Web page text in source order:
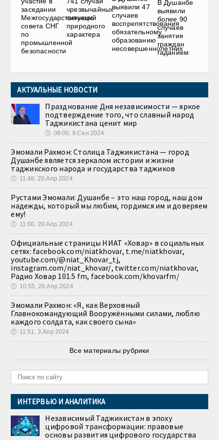
заседании
Межгосударственного
совета СНГ
по
промышленной
безопасности
чрезвычайных
ситуаций
природного
характера
выявили 47
случаев
воспрепятствования
обязательному
образованию
несовершеннолетних
В Душанбе
выявили
более 90
случаев
занятия
граждан
гаданием
АКТУАЛЬНЫЕ НОВОСТИ
Празднование Дня независимости — яркое
подтверждение того, что славный народ
Таджикистана ценит мир
🕔 09:00, 9.Сен 2024
Эмомали Рахмон: Столица Таджикистана — город
Душанбе является зеркалом истории и жизни
таджикского народа и государства таджиков
🕔 11:48, 20.Апр 2024
Рустами Эмомали: Душанбе – это наш город, наш дом
надежды, который мы любим, гордимся им и доверяем
ему!
🕔 11:00, 20.Апр 2024
Официальные страницы НИАТ «Ховар» в социальных
сетях: facebook.com/niatkhovar, t.me/niatkhovar,
youtube.com/@niat_Khovar_tj,
instagram.com/niat_khovar/, twitter.com/niatkhovar,
Радио Ховар 101.5 fm, facebook.com/khovarfm/
🕔 10:55, 20.Апр 2024
Эмомали Рахмон: «Я, как Верховный
Главнокомандующий Вооружёнными силами, люблю
каждого солдата, как своего сына»
🕔 11:51, 3.Апр 2024
Все материалы рубрики
ИНТЕРВЬЮ И АНАЛИТИКА
Независимый Таджикистан в эпоху
цифровой трансформации: правовые
основы развития цифрового государства